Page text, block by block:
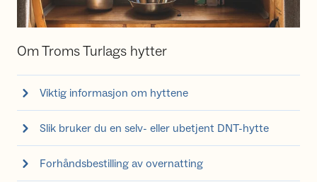
Om Troms Turlags hytter
Viktig informasjon om hyttene
Slik bruker du en selv- eller ubetjent DNT-hytte
Forhåndsbestilling av overnatting